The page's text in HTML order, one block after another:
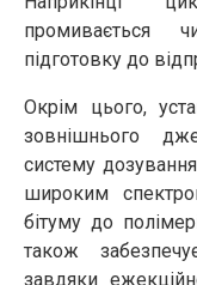
промивається
підготовку до
Окрім цього,
зовнішнього
систему
широким
бітуму до
також
завдяки